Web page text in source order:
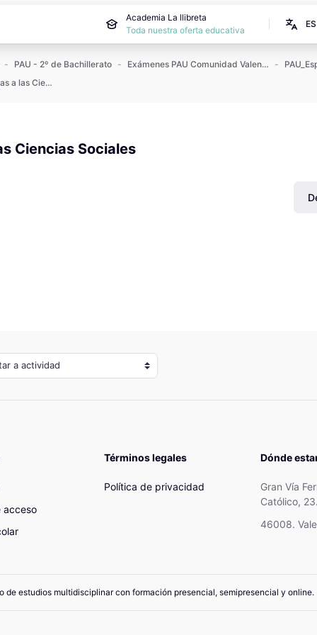
Academia La llibreta
Toda nuestra oferta educativa
ES
PAU - 2º de Bachillerato Exámenes PAU Comunidad Valenciana
Matemáticas Aplicadas a las Ciencias Sociales
Ciencias Sociales
a actividad
acceso
Términos legales
Política de privacidad
Dónde
Gran Vía
Católico, 23.
46008.
de estudios multidisciplinar con formación presencial, semipresencial y online.